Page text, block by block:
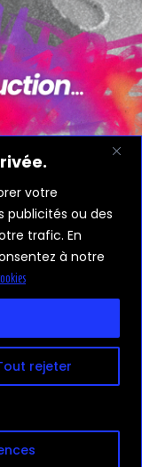
votre
publicités ou des
trafic. En
à notre
rejeter